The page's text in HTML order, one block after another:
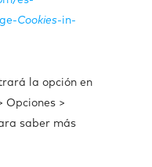
Cookies-in-
la opción en
Opciones >
saber más